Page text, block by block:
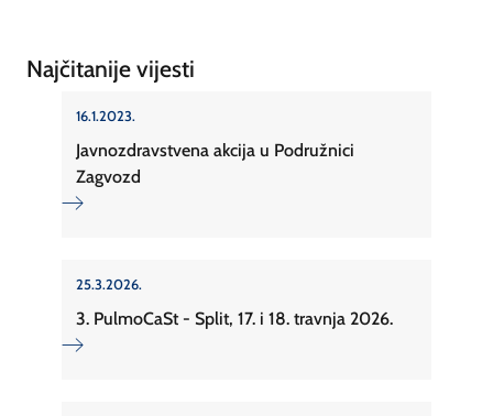
Najčitanije vijesti
16.1.2023.
Javnozdravstvena akcija u Podružnici
Zagvozd
25.3.2026.
3. PulmoCaSt - Split, 17. i 18. travnja 2026.